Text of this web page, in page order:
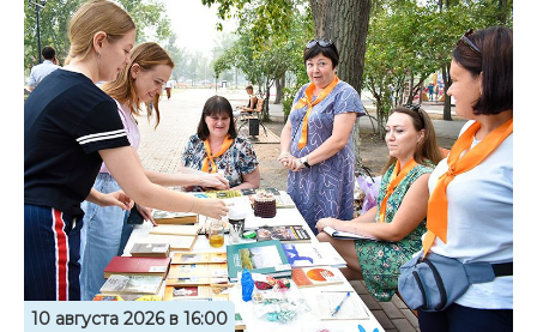
10 августа 2026 в 16:00